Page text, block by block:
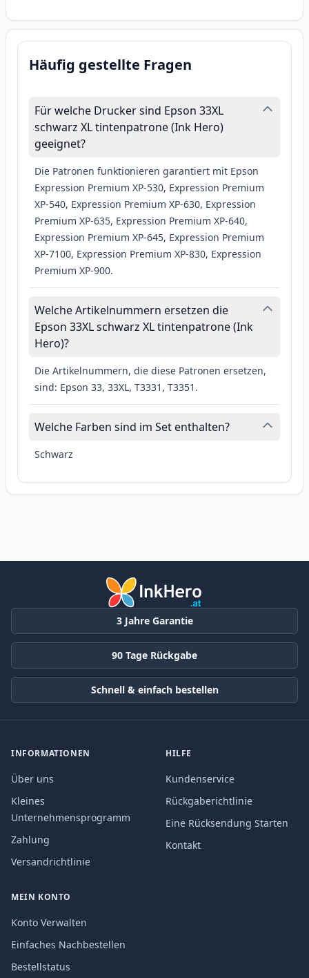
Häufig gestellte Fragen
Für welche Drucker sind Epson 33XL
schwarz XL tintenpatrone (Ink Hero)
geeignet?
Die Patronen funktionieren garantiert mit Epson
Expression Premium XP-530, Expression Premium
XP-540, Expression Premium XP-630, Expression
Premium XP-635, Expression Premium XP-640,
Expression Premium XP-645, Expression Premium
XP-7100, Expression Premium XP-830, Expression
Premium XP-900.
Welche Artikelnummern ersetzen die
Epson 33XL schwarz XL tintenpatrone (Ink
Hero)?
Die Artikelnummern, die diese Patronen ersetzen,
sind: Epson 33, 33XL, T3331, T3351.
Welche Farben sind im Set enthalten?
Schwarz
3 Jahre Garantie
90 Tage Rückgabe
Schnell & einfach bestellen
INFORMATIONEN
Über uns
Kleines
Unternehmensprogramm
Zahlung
Versandrichtlinie
HILFE
Kundenservice
Rückgaberichtlinie
Eine Rücksendung Starten
Kontakt
MEIN KONTO
Konto Verwalten
Einfaches Nachbestellen
Bestellstatus